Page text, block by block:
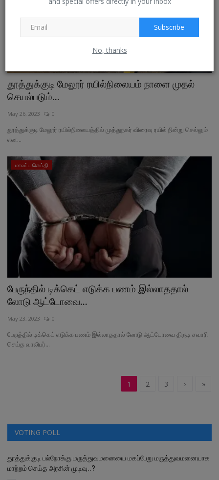
Subscribe
No, thanks
தூத்துக்குடி மேலூர் ரயில்நிலையம் நாளை முதல்
செயல்படும்...
May 26, 2023 0
தூத்துக்குடி மேலூர் ரயில்நிலையத்தில் முத்துநகர் விரைவு ரயில் நின்று செல்லும்
என...
மாவட்ட செய்தி
பேருந்தில் டிக்கெட் எடுக்க பணம் இல்லாததால்
லோடு ஆட்டோவை...
May 23, 2023 0
பேருந்தில் டிக்கெட் எடுக்க பணம் இல்லாததால் லோடு ஆட்டோவை திருடி சவாரி
செய்த வாலிபர்...
1 2 3 › »
VOTING POLL
தூத்துக்குடி பல்நோக்கு மருத்துவமனையை மகப்பேறு மருத்துவமனையாக
மாற்றம் செய்த அரசின் முடிவு..?